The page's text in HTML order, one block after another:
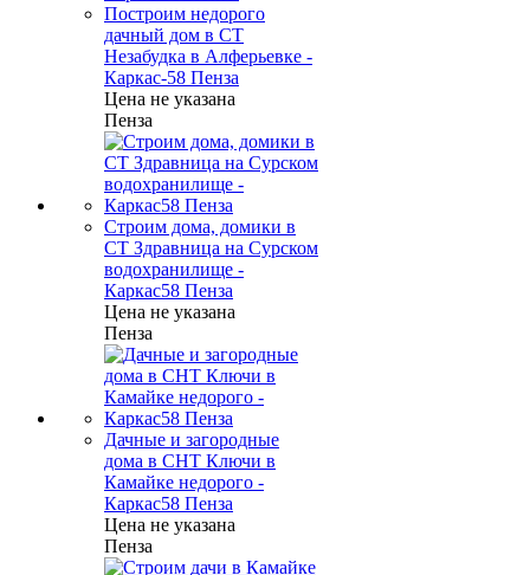
Построим недорого
дачный дом в СТ
Незабудка в Алферьевке -
Каркас-58 Пенза
Цена не указана
Пенза
Строим дома, домики в
СТ Здравница на Сурском
водохранилище -
Каркас58 Пенза
Цена не указана
Пенза
Дачные и загородные
дома в СНТ Ключи в
Камайке недорого -
Каркас58 Пенза
Цена не указана
Пенза